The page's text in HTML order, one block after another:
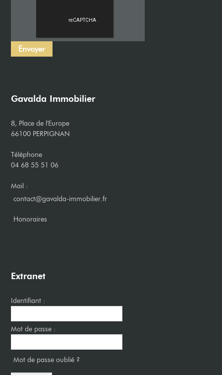
Gavalda Immobilier
8, Place de l'Europe
66100 PERPIGNAN
Téléphone
04 68 55 51 06
Mail :
contact@gavalda-immobilier.fr
​Honoraires
Extranet
Identifiant :
Mot de passe :
Mot de passe oublié ?